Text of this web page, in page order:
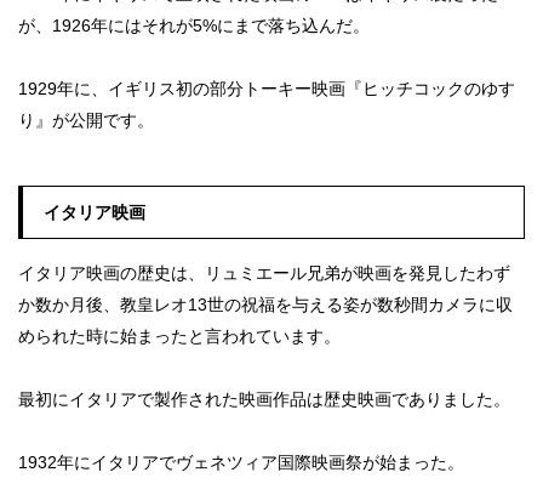
が、1926年にはそれが5%にまで落ち込んだ。
1929年に、イギリス初の部分トーキー映画『ヒッチコックのゆす
り』が公開です。
イタリア映画
イタリア映画の歴史は、リュミエール兄弟が映画を発見したわず
か数か月後、教皇レオ13世の祝福を与える姿が数秒間カメラに収
められた時に始まったと言われています。
最初にイタリアで製作された映画作品は歴史映画でありました。
1932年にイタリアでヴェネツィア国際映画祭が始まった。